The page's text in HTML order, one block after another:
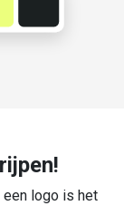
een logo is het